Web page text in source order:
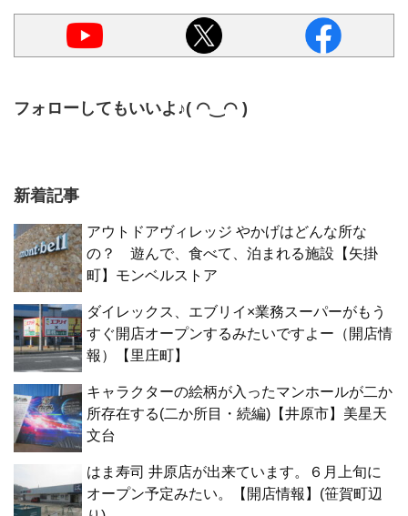
フォローしてもいいよ♪( ◠‿◠ )
新着記事
アウトドアヴィレッジ やかげはどんな所な
の？ 遊んで、食べて、泊まれる施設【矢掛
町】モンベルストア
ダイレックス、エブリイ×業務スーパーがもう
すぐ開店オープンするみたいですよー（開店情
報）【里庄町】
キャラクターの絵柄が入ったマンホールが二か
所存在する(二か所目・続編)【井原市】美星天
文台
はま寿司 井原店が出来ています。６月上旬に
オープン予定みたい。【開店情報】(笹賀町辺